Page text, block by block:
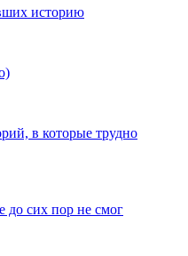
историю
в которые трудно
до сих пор не смог